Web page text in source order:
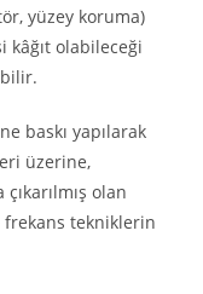
yüzey koruma)
olabileceği
baskı yapılarak
üzerine,
olan
frekans tekniklerin